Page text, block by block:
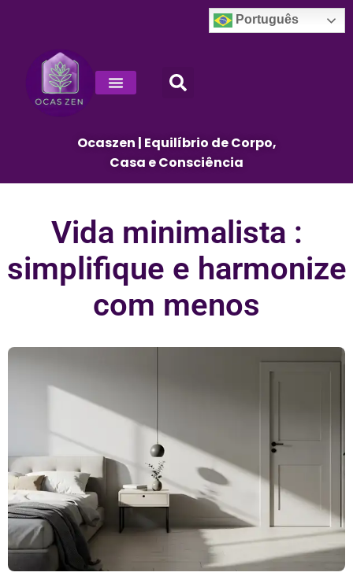
Português
Ocaszen | Equilíbrio de Corpo,
Casa e Consciência
Vida minimalista :
simplifique e harmonize
com menos